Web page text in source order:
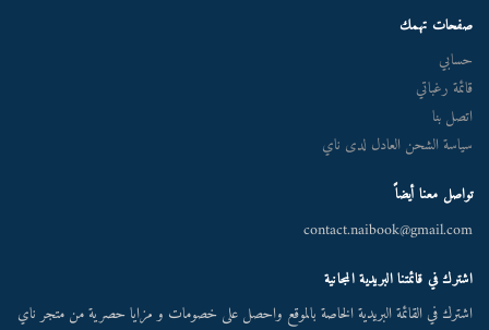
صفحات تهمك
حسابي
قائمة رغباتي
اتصل بنا
سياسة الشحن العادل لدى ناي
تواصل معنا أيضاً
contact.naibook@gmail.com
اشترك في قائمتنا البريدية المجانية
اشترك في القائمة البريدية الخاصة بالموقع واحصل على خصومات و مزايا حصرية من متجر ناي